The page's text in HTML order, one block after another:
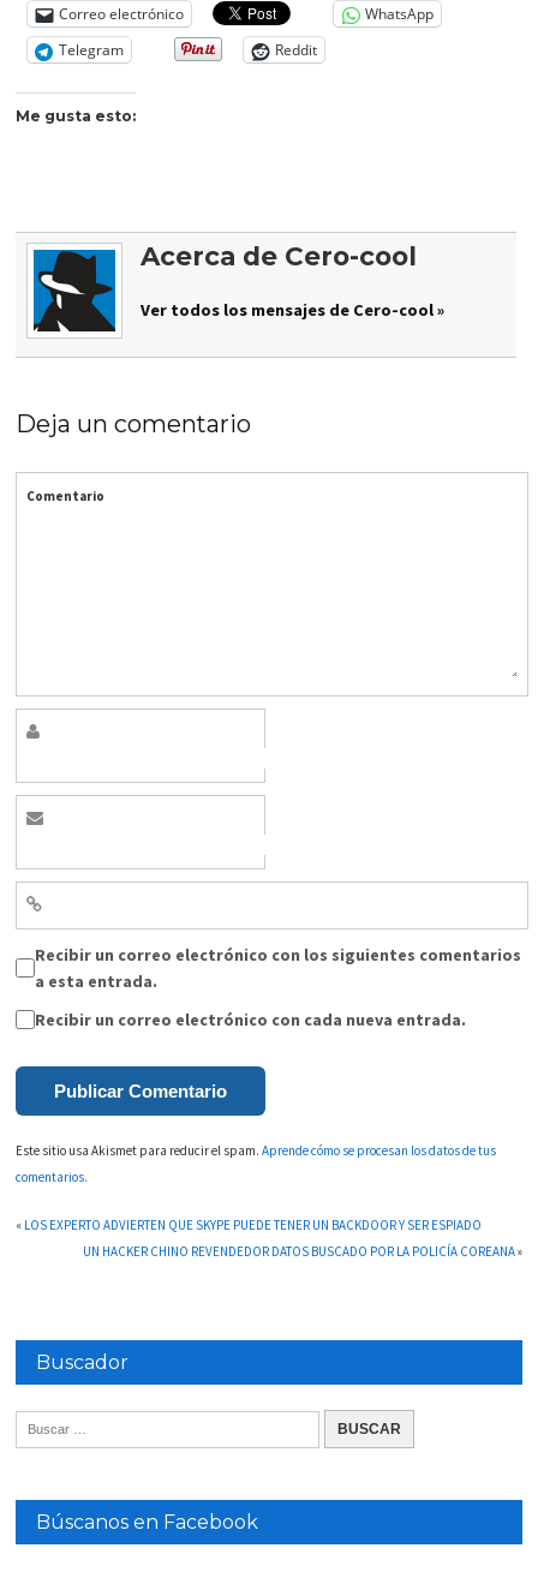
Correo electrónico
WhatsApp
Telegram
Reddit
Me gusta esto:
Acerca de Cero-cool
Ver todos los mensajes de Cero-cool »
Deja un comentario
Comentario
Recibir un correo electrónico con los siguientes comentarios
a esta entrada.
Recibir un correo electrónico con cada nueva entrada.
Este sitio usa Akismet para reducir el spam.Aprende cómo se procesan los datos de tus
comentarios.
« LOS EXPERTO ADVIERTEN QUE SKYPE PUEDE TENER UN BACKDOOR Y SER ESPIADO
UN HACKER CHINO REVENDEDOR DATOS BUSCADO POR LA POLICÍA COREANA»
Buscador
Búscanos en Facebook